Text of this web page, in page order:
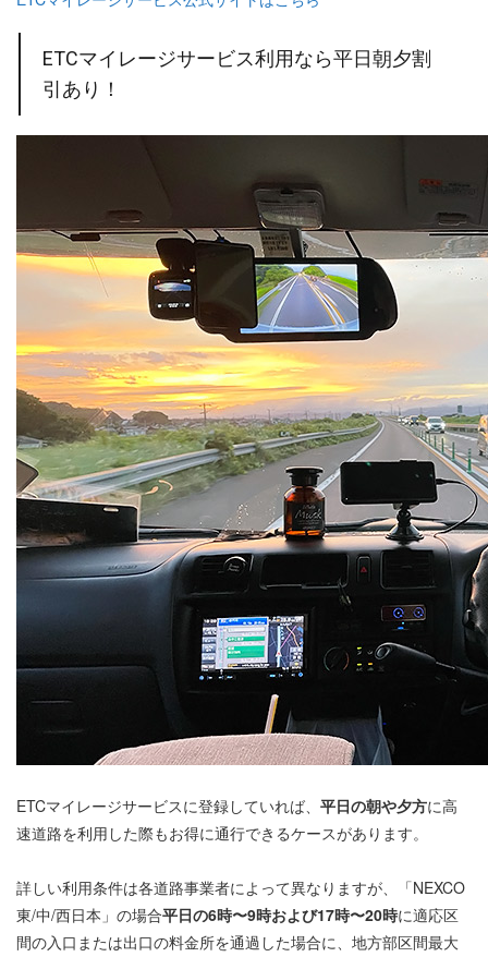
ETCマイレージサービス利用なら平日朝夕割
引あり！
ETCマイレージサービスに登録していれば、 平日の朝や夕方に高
速道路を利用した際もお得に通行できるケースがあります。
詳しい利用条件は各道路事業者によって異なりますが、「NEXCO
東/中/西日本」の場合平日の6時〜9時および17時〜20時に適応区
間の入口または出口の料金所を通過した場合に、地方部区間最大